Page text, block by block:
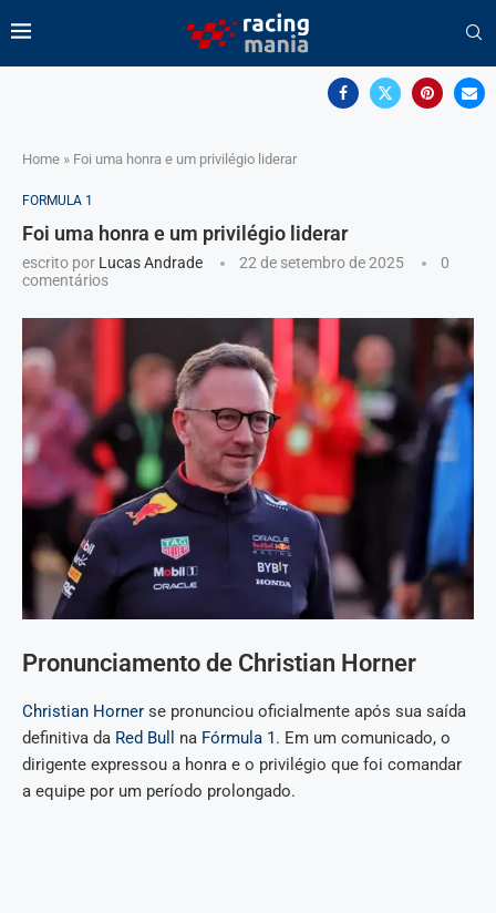
Home » Foi uma honra e um privilégio liderar
FORMULA 1
Foi uma honra e um privilégio liderar
escrito por Lucas Andrade 22 de setembro de 2025
0
comentários
Pronunciamento de Christian Horner
Christian Horner se pronunciou oficialmente após sua saída
definitiva da Red Bull na Fórmula 1. Em um comunicado, o
dirigente expressou a honra e o privilégio que foi comandar
a equipe por um período prolongado.